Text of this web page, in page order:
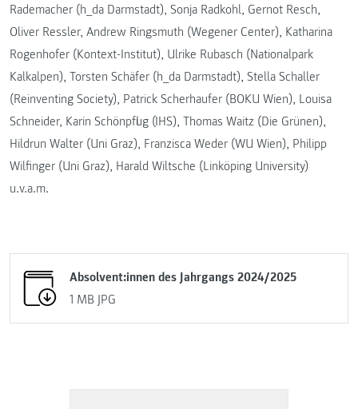
Rademacher (h_da Darmstadt), Sonja Radkohl, Gernot Resch,
Oliver Ressler, Andrew Ringsmuth (Wegener Center), Katharina
Rogenhofer (Kontext-Institut), Ulrike Rubasch (Nationalpark
Kalkalpen), Torsten Schäfer (h_da Darmstadt), Stella Schaller
(Reinventing Society), Patrick Scherhaufer (BOKU Wien), Louisa
Schneider, Karin Schönpflug (IHS), Thomas Waitz (Die Grünen),
Hildrun Walter (Uni Graz), Franzisca Weder (WU Wien), Philipp
Wilfinger (Uni Graz), Harald Wiltsche (Linköping University)
u.v.a.m.
Absolvent:innen des Jahrgangs 2024/2025
1 MB JPG